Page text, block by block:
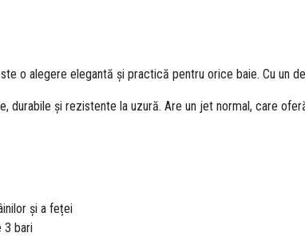
o alegere elegantă și practică pentru orice baie. Cu un
durabile și rezistente la uzură. Are un jet normal, care
și a feței
3 bari